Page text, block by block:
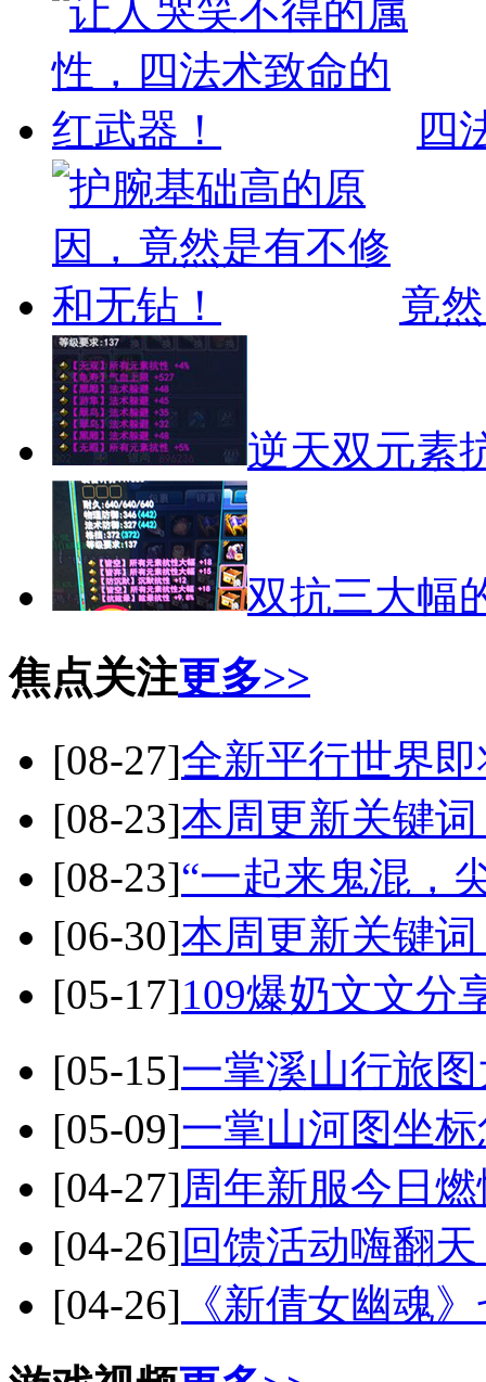
四
竟
逆天双元素
双抗三大幅
焦点关注更多>>
[08-27]全新平行世界
[08-23]本周更新关键
[08-23]“一起来鬼混，
[06-30]本周更新关键
[05-17]109爆奶文文分
[05-15]一掌溪山行旅
[05-09]一掌山河图坐
[04-27]周年新服今日
[04-26]回馈活动嗨翻
[04-26] 《新倩女幽魂